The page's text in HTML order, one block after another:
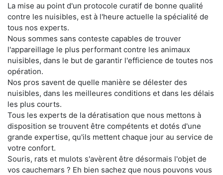
La mise au point d'un protocole curatif de bonne qualité
contre les nuisibles, est à l'heure actuelle la spécialité de
tous nos experts.
Nous sommes sans conteste capables de trouver
l'appareillage le plus performant contre les animaux
nuisibles, dans le but de garantir l'efficience de toutes nos
opération.
Nos pros savent de quelle manière se délester des
nuisibles, dans les meilleures conditions et dans les délais
les plus courts.
Tous les experts de la dératisation que nous mettons à
disposition se trouvent être compétents et dotés d'une
grande expertise, qu'ils mettent chaque jour au service de
votre confort.
Souris, rats et mulots s'avèrent être désormais l'objet de
vos cauchemars ? Eh bien sachez que nous pouvons vous